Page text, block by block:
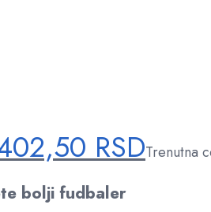
RSDTrenutna
bolji fudbaler